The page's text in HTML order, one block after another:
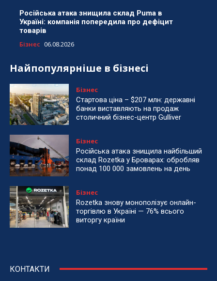
Російська атака знищила склад Puma в
Україні: компанія попередила про дефіцит
товарів
Бізнес 06.08.2026
Найпопулярніше в бізнесі
Бізнес
Стартова ціна – $207 млн: державні
банки виставляють на продаж
столичний бізнес-центр Gulliver
Бізнес
Російська атака знищила найбільший
склад Rozetka у Броварах: обробляв
понад 100 000 замовлень на день
Бізнес
Rozetka знову монополізує онлайн-
торгівлю в Україні — 76% всього
виторгу країни
КОНТАКТИ